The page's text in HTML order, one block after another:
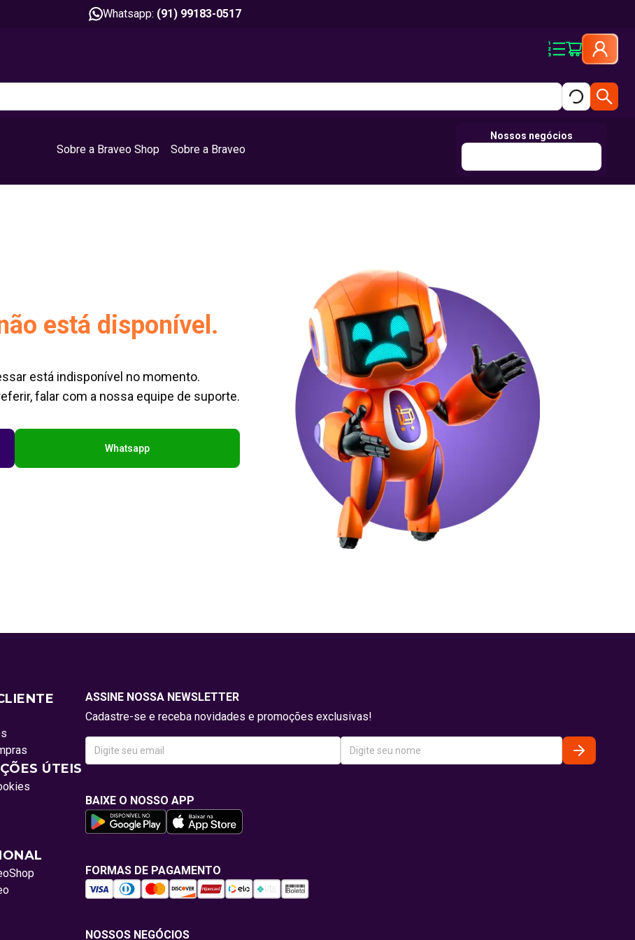
Whatsapp: (91) 99183-0517
Sobre a Braveo Shop Sobre a Braveo
Nossos negócios
está disponível.
está indisponível no momento.
falar com a nossa equipe de suporte.
Whatsapp
ÚTEIS
ASSINE NOSSA NEWSLETTER
Cadastre-se e receba novidades e promoções exclusivas!
BAIXE O NOSSO APP
FORMAS DE PAGAMENTO
NOSSOS NEGÓCIOS